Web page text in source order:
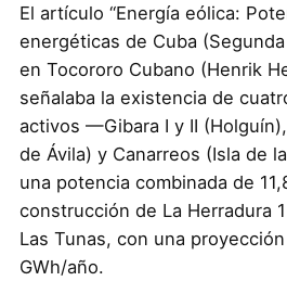
El artículo “Energía eólica:
energéticas de Cuba
en Tocororo Cubano (Henrik
señalaba la existencia de
activos —Gibara I y II
de Ávila) y Canarreos (Isla de
una potencia combinada de
construcción de La Herradura
Las Tunas, con una
GWh/año.